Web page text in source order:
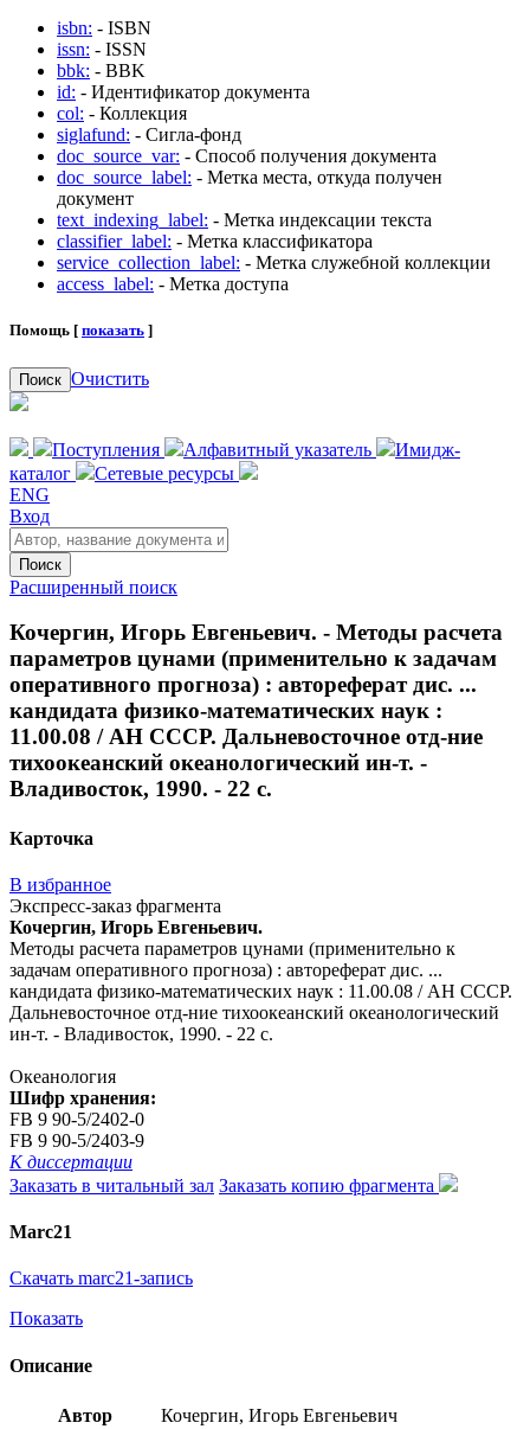
isbn: - ISBN
issn: - ISSN
bbk: - BBK
id: - Идентификатор документа
col: - Коллекция
siglafund: - Сигла-фонд
doc_source_var: - Способ получения документа
doc_source_label: - Метка места, откуда получен
документ
text_indexing_label: - Метка индексации текста
classifier_label: - Метка классификатора
service_collection_label: - Метка служебной коллекции
access_label: - Метка доступа
Помощь [ показать ]
Поиск Очистить
Поступления Алфавитный указатель
Имидж-
каталог
Сетевые ресурсы
ENG
Вход
Поиск
Расширенный поиск
Кочергин, Игорь Евгеньевич. - Методы расчета
параметров цунами (применительно к задачам
оперативного прогноза) : автореферат дис. ...
кандидата физико-математических наук :
11.00.08 / АН СССР. Дальневосточное отд-ние
тихоокеанский океанологический ин-т. -
Владивосток, 1990. - 22 с.
Карточка
В избранное
Экспресс-заказ фрагмента
Кочергин, Игорь Евгеньевич.
Методы расчета параметров цунами (применительно к
задачам оперативного прогноза) : автореферат дис. ...
кандидата физико-математических наук : 11.00.08 / АН СССР.
Дальневосточное отд-ние тихоокеанский океанологический
ин-т. - Владивосток, 1990. - 22 с.
Океанология
Шифр хранения:
FB 9 90-5/2402-0
FB 9 90-5/2403-9
К диссертации
Заказать в читальный зал Заказать копию фрагмента
Marc21
Скачать marc21-запись
Показать
Описание
Автор Кочергин, Игорь Евгеньевич